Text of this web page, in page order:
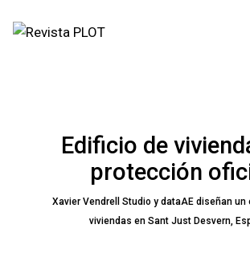
Edificio de
protección
Xavier Vendrell Studio y dataAE diseñan un
viviendas en Sant Just Desvern,